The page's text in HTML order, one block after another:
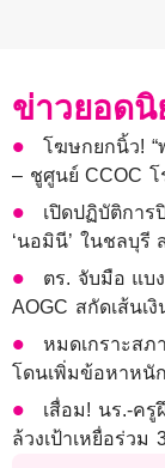
ข่าวยอด
โฆษกยกนิ้ว! “
– ชูศูนย์ CCOC
เปิดปฏิบัติกา
‘นอมินี’ ในชลบุรี
ตร. จับมือ แบ
AOGC สกัดเส้นเ
หมดเกราะสภ
โดนเพิ่มข้อหาหนัก
เสื่อม! นร.-ครู
ล้วงเป้าเหยื่อร่วม